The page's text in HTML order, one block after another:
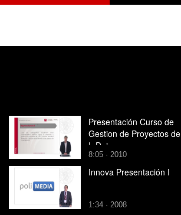
Presentación Curso de
Gestion de Proyectos de
I+D+i
8:05 · 2010
Innova Presentación I
1:34 · 2008